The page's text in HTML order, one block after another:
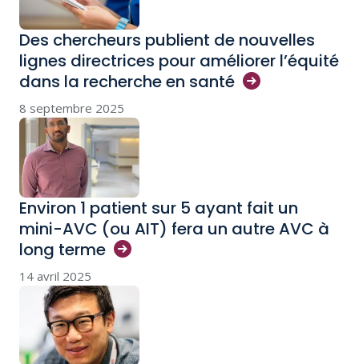
Des chercheurs publient de nouvelles
lignes directrices pour améliorer l’équité
dans la recherche en santé
8 septembre 2025
Environ 1 patient sur 5 ayant fait un
mini-AVC (ou AIT) fera un autre AVC à
long terme
14 avril 2025